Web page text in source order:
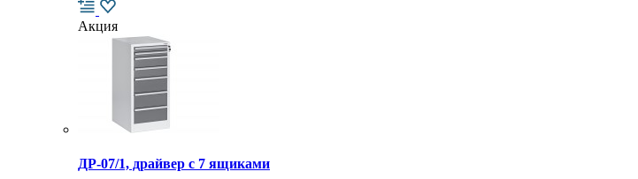
Акция
ДР-07/1, драйвер с 7 ящиками